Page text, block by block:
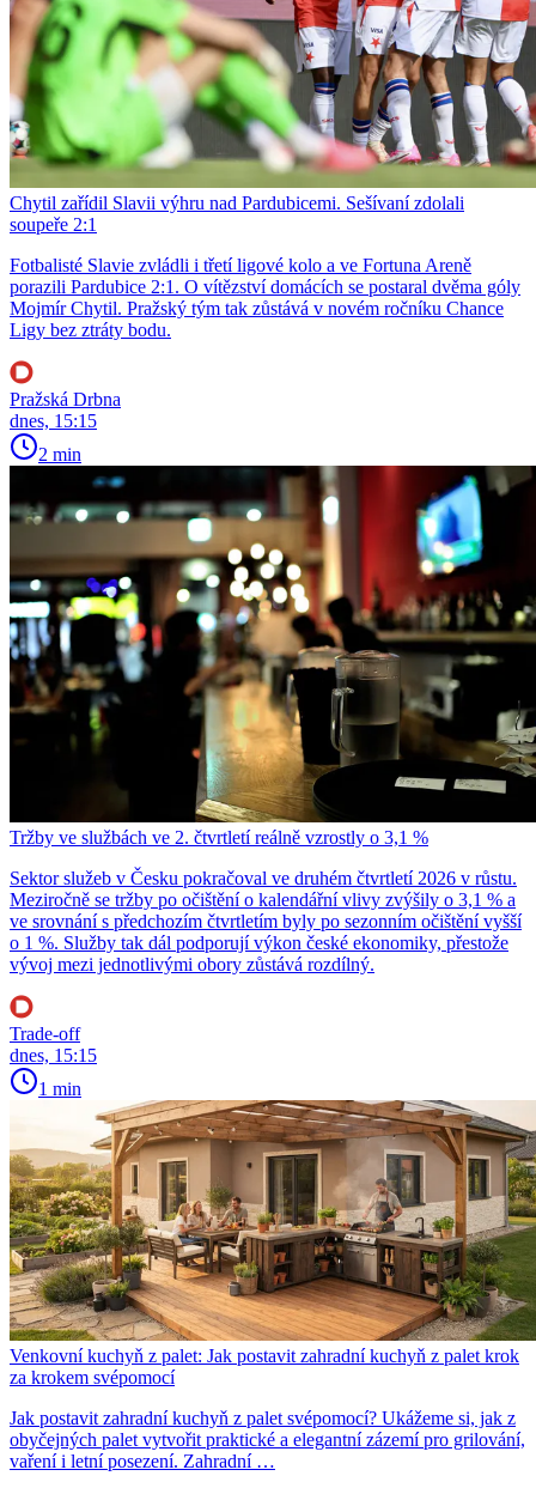
Chytil zařídil Slavii výhru nad Pardubicemi. Sešívaní zdolali
soupeře 2:1
Fotbalisté Slavie zvládli i třetí ligové kolo a ve Fortuna Areně
porazili Pardubice 2:1. O vítězství domácích se postaral dvěma góly
Mojmír Chytil. Pražský tým tak zůstává v novém ročníku Chance
Ligy bez ztráty bodu.
Pražská Drbna
dnes, 15:15
2 min
Tržby ve službách ve 2. čtvrtletí reálně vzrostly o 3,1 %
Sektor služeb v Česku pokračoval ve druhém čtvrtletí 2026 v růstu.
Meziročně se tržby po očištění o kalendářní vlivy zvýšily o 3,1 % a
ve srovnání s předchozím čtvrtletím byly po sezonním očištění vyšší
o 1 %. Služby tak dál podporují výkon české ekonomiky, přestože
vývoj mezi jednotlivými obory zůstává rozdílný.
Trade-off
dnes, 15:15
1 min
Venkovní kuchyň z palet: Jak postavit zahradní kuchyň z palet krok
za krokem svépomocí
Jak postavit zahradní kuchyň z palet svépomocí? Ukážeme si, jak z
obyčejných palet vytvořit praktické a elegantní zázemí pro grilování,
vaření i letní posezení. Zahradní …